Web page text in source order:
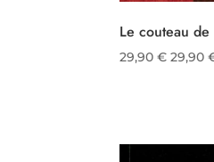
Le couteau
29,90€ 29,90